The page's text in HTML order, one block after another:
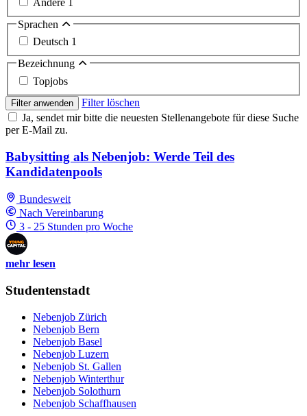
Sprachen
Deutsch 1
Bezeichnung
Topjobs
Filter anwenden
Filter löschen
Ja, sendet mir bitte die neuesten Stellenangebote für diese Suche
per E-Mail zu.
Babysitting als Nebenjob: Werde Teil des
Kandidatenpools
Bundesweit
Nach Vereinbarung
3 - 25 Stunden pro Woche
mehr lesen
Studentenstadt
Nebenjob Zürich
Nebenjob Bern
Nebenjob Basel
Nebenjob Luzern
Nebenjob St. Gallen
Nebenjob Winterthur
Nebenjob Solothurn
Nebenjob Schaffhausen